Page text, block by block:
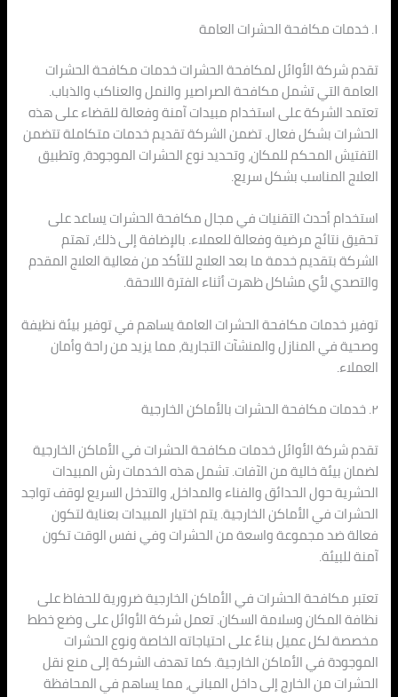
١. خدمات مكافحة الحشرات العامة
تقدم شركة الأوائل لمكافحة الحشرات خدمات مكافحة الحشرات
العامة التي تشمل مكافحة الصراصير والنمل والعناكب والذباب.
تعتمد الشركة على استخدام مبيدات آمنة وفعالة للقضاء على هذه
الحشرات بشكل فعال. تضمن الشركة تقديم خدمات متكاملة تتضمن
التفتيش المحكم للمكان، وتحديد نوع الحشرات الموجودة، وتطبيق
العلاج المناسب بشكل سريع.
استخدام أحدث التقنيات في مجال مكافحة الحشرات يساعد على
تحقيق نتائج مرضية وفعالة للعملاء. بالإضافة إلى ذلك، تهتم
الشركة بتقديم خدمة ما بعد العلاج للتأكد من فعالية العلاج المقدم
والتصدي لأي مشاكل ظهرت أثناء الفترة اللاحقة.
توفير خدمات مكافحة الحشرات العامة يساهم في توفير بيئة نظيفة
وصحية في المنازل والمنشآت التجارية، مما يزيد من راحة وأمان
العملاء.
٢. خدمات مكافحة الحشرات بالأماكن الخارجية
تقدم شركة الأوائل خدمات مكافحة الحشرات في الأماكن الخارجية
لضمان بيئة خالية من الآفات. تشمل هذه الخدمات رش المبيدات
الحشرية حول الحدائق والفناء والمداخل، والتدخل السريع لوقف تواجد
الحشرات في الأماكن الخارجية. يتم اختيار المبيدات بعناية لتكون
فعالة ضد مجموعة واسعة من الحشرات وفي نفس الوقت تكون
آمنة للبيئة.
تعتبر مكافحة الحشرات في الأماكن الخارجية ضرورية للحفاظ على
نظافة المكان وسلامة السكان. تعمل شركة الأوائل على وضع خطط
مخصصة لكل عميل بناءً على احتياجاته الخاصة ونوع الحشرات
الموجودة في الأماكن الخارجية. كما تهدف الشركة إلى منع نقل
الحشرات من الخارج إلى داخل المباني، مما يساهم في المحافظة